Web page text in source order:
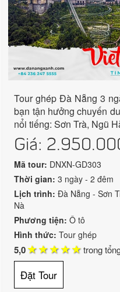
Tour ghép Đà Nẵng 3
bạn tận hưởng chuyến
nổi tiếng: Sơn Trà, Ngũ
Giá:
Mã tour: DNXN-GD303
Thời gian:3 ngày - 2 đêm
Lịch trình:Đà Nẵng - Sơn
Nà
Phương tiện:Ô tô
Hình thức:Tour ghép
5,0 trong
Đặt Tour